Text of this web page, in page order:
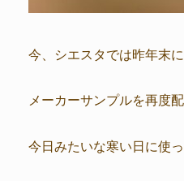
今、シエスタでは昨年末
メーカーサンプルを再度配
今日みたいな寒い日に使